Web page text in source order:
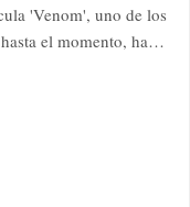
'Venom', uno de los
el momento, ha…